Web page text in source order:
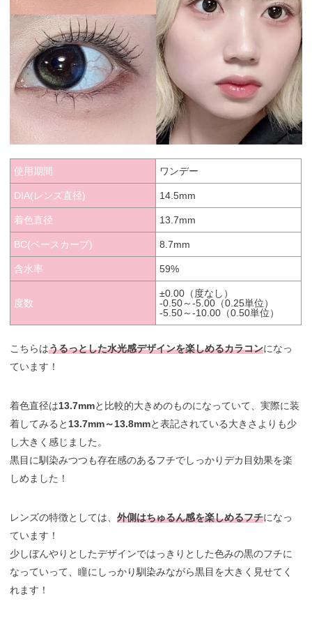
使用期間 ワンデー
DIA(レンズ直径) 14.5mm
着色直径 13.7mm
BC(ベースカーブ) 8.7mm
含水率 59%
度数
±0.00（度なし）
-0.50～-5.00（0.25単位）
-5.50～-10.00（0.50単位）
こちらはうるっとした水光感デザインを楽しめるカラコンになっ
ています！
着色直径は13.7mmと比較的大きめのものになっていて、実際に装
着してみると 13.7mm～13.8mmと表記されている大きさよりも少
し大きく感じました。
黒目に馴染みつつも存在感のあるフチでしっかりデカ目効果を楽
しめました！
レンズの特徴としては、外側はちゅるん感を楽しめるフチになっ
ています！
少しぼんやりとしたデザインではっきりとした色みの黒のフチに
なっていって、瞳にしっかり馴染みながら黒目を大きく見せてく
れます！